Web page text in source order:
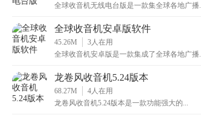
全球收音机无线电台版是一款集全球各地广播...
全球收音机安卓版软件
45.26M 3 人在用
全球收音机安卓版是一款集成了全球各地广播...
龙卷风收音机5.24版本
68.27M 4 人在用
龙卷风收音机5.24版本是一款功能强大的...